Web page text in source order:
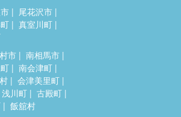
尾花沢市
真室川町
市
南相馬市
南会津町
会津美里町
浅川町
古殿町
飯舘村